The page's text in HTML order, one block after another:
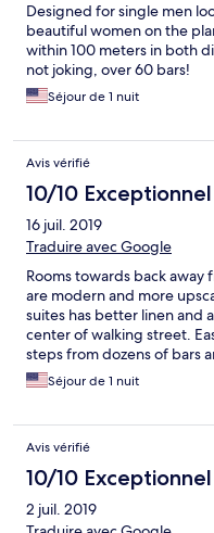
Designed for single men
beautiful women on the
within 100 meters in both
not joking, over 60 bars!
Séjour de 1 nuit
Avis vérifié
10/10 Exceptionnel
16 juil. 2019
Traduire avec Google
Rooms towards back
are modern and more
suites has better linen and
center of walking street.
steps from dozens of bars
Séjour de 1 nuit
Avis vérifié
10/10 Exceptionnel
2 juil. 2019